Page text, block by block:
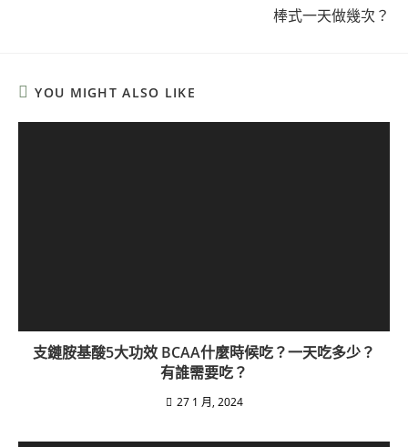
棒式一天做幾次？
YOU MIGHT ALSO LIKE
支鏈胺基酸5大功效 BCAA什麼時候吃？一天吃多少？
有誰需要吃？
27 1 月, 2024